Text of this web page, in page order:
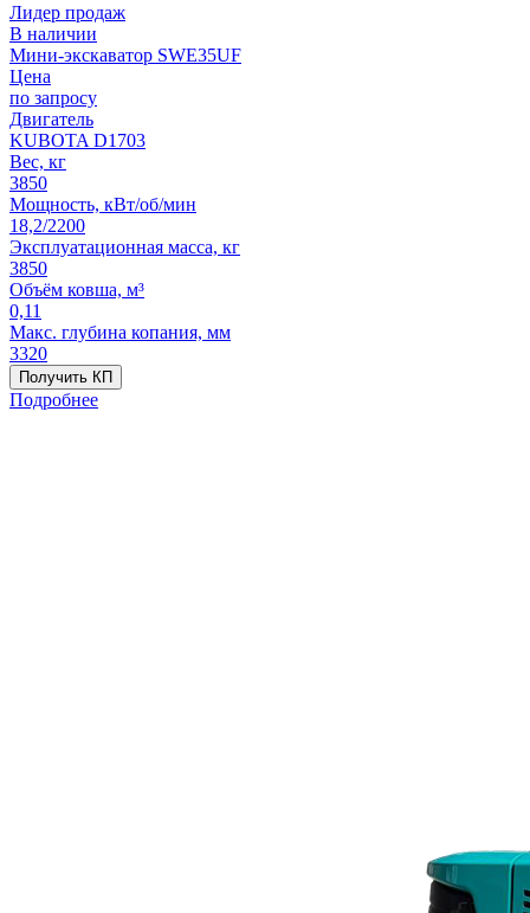
Лидер продаж
В наличии
Мини-экскаватор SWE35UF
Цена
по запросу
Двигатель
KUBOTA D1703
Вес, кг
3850
Мощность, кВт/об/мин
18,2/2200
Эксплуатационная масса, кг
3850
Объём ковша, м³
0,11
Макс. глубина копания, мм
3320
Получить КП
Подробнее